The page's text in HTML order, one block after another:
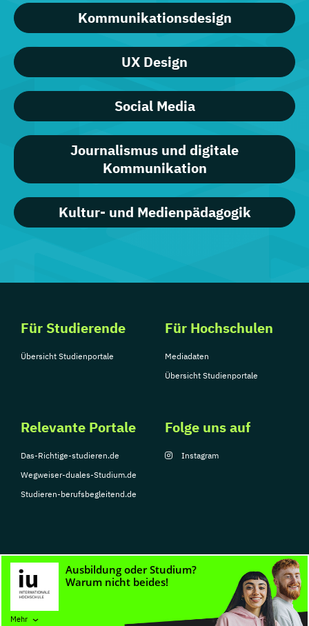
Mehr
Kommunikationsdesign
UX Design
Social Media
Journalismus und digitale
Kommunikation
Kultur- und Medienpädagogik
Für Studierende
Übersicht Studienportale
Für Hochschulen
Mediadaten
Übersicht Studienportale
Relevante Portale
Das-Richtige-studieren.de
Wegweiser-duales-Studium.de
Studieren-berufsbegleitend.de
Folge uns auf
Instagram
© Copyright 2026, TarGroup Media GmbH
Nutzungsbedingungen